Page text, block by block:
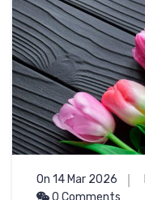
On 14 Mar 2026